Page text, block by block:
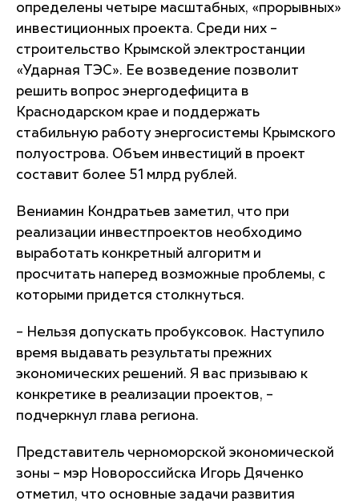
определены четыре масштабных, «прорывных»
инвестиционных проекта. Среди них –
строительство Крымской электростанции
«Ударная ТЭС». Ее возведение позволит
решить вопрос энергодефицита в
Краснодарском крае и поддержать
стабильную работу энергосистемы Крымского
полуострова. Объем инвестиций в проект
составит более 51 млрд рублей.
Вениамин Кондратьев заметил, что при
реализации инвестпроектов необходимо
выработать конкретный алгоритм и
просчитать наперед возможные проблемы, с
которыми придется столкнуться.
– Нельзя допускать пробуксовок. Наступило
время выдавать результаты прежних
экономических решений. Я вас призываю к
конкретике в реализации проектов, –
подчеркнул глава региона.
Представитель черноморской экономической
зоны – мэр Новороссийска Игорь Дяченко
отметил, что основные задачи развития